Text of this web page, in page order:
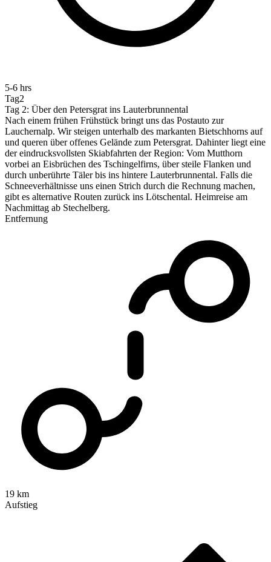
5-6 hrs
Tag2
Tag 2: Über den Petersgrat ins Lauterbrunnental
Nach einem frühen Frühstück bringt uns das Postauto zur
Lauchernalp. Wir steigen unterhalb des markanten Bietschhorns auf
und queren über offenes Gelände zum Petersgrat. Dahinter liegt eine
der eindrucksvollsten Skiabfahrten der Region: Vom Mutthorn
vorbei an Eisbrüchen des Tschingelfirns, über steile Flanken und
durch unberührte Täler bis ins hintere Lauterbrunnental. Falls die
Schneeverhältnisse uns einen Strich durch die Rechnung machen,
gibt es alternative Routen zurück ins Lötschental. Heimreise am
Nachmittag ab Stechelberg.
Entfernung
19 km
Aufstieg